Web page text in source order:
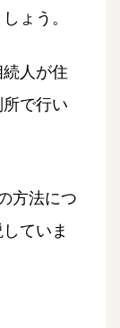
ょう。
人が住
で行い
方法につ
ていま